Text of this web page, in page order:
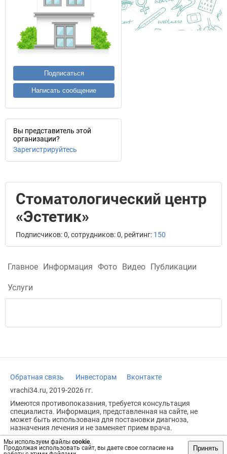
Мы используем файлы cookie.
Продолжая использовать сайт, вы даете свое согласие на
Принять
Подписаться
Написать сообщение
Вы представитель этой
организации?
Зарегистрируйтесь
Стоматологический центр
«Эстетик»
Подписчиков: 0, сотрудников: 0, рейтинг: 150
Главное Информация Фото Видео Публикации
Услуги
Обратная связь Инвесторам
Вконтакте
vrachi34.ru, 2019-2026 гг.
Имеются противопоказания, требуется консультация
специалиста. Информация, представленная на сайте, не
может быть использована для постановки диагноза,
назначения лечения и не заменяет прием врача.
Возрастное ограничение: 18+